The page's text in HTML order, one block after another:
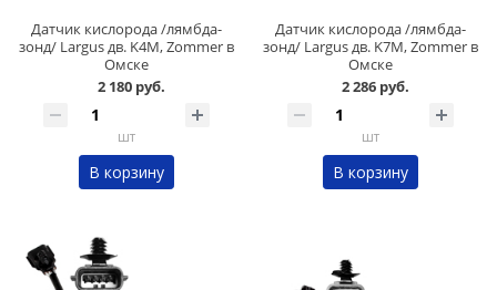
Датчик кислорода /лямбда-
зонд/ Largus дв. K4M, Zommer в
Омске
2 180 руб.
шт
В корзину
Датчик кислорода /лямбда-
зонд/ Largus дв. K7M, Zommer в
Омске
2 286 руб.
шт
В корзину